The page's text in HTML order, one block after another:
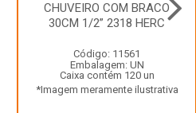
CHUVEIRO COM BRACO
30CM 1/2” 2318 HERC
Código: 11561
Embalagem: UN
Caixa contém 120 un
*Imagem meramente ilustrativa